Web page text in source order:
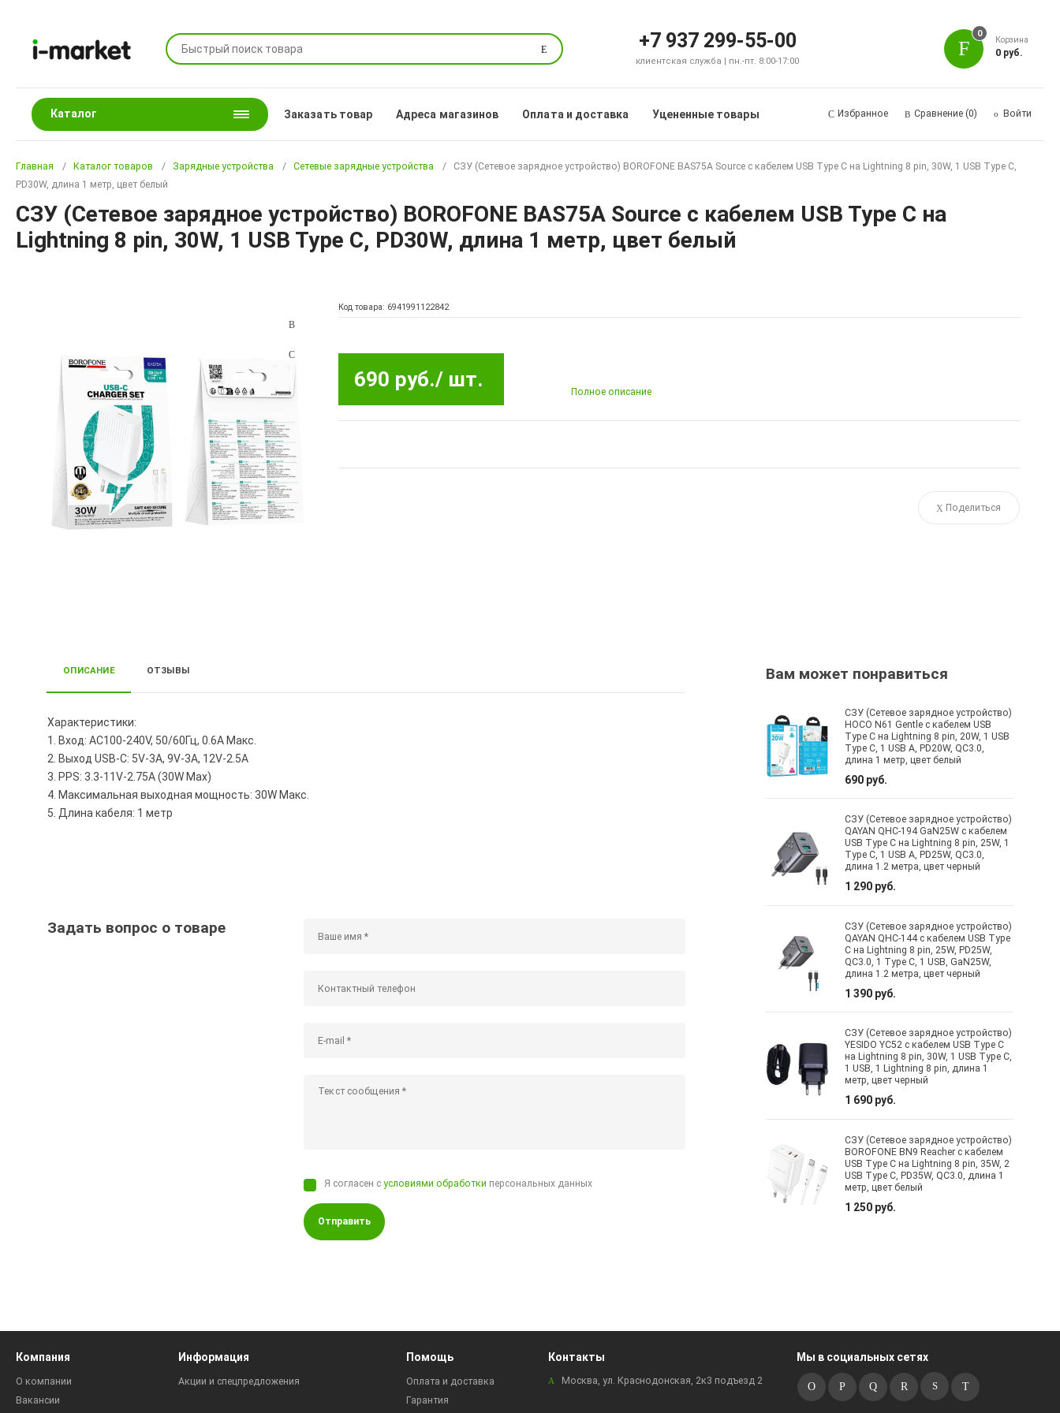
Поиск +7 937 299-55-00
клиентская служба | пн.-пт. 8:00-17:00
0
Корзина
0 руб.
Каталог Заказать товар Адреса магазинов Оплата и доставка Уцененные товары Избранное Сравнение (0) Войти
Главная Каталог товаров Зарядные устройства Сетевые зарядные устройства
СЗУ (Сетевое зарядное устройство) BOROFONE BAS75A Source с кабелем USB Type C на Lightning 8 pin, 30W, 1 USB Type C,
PD30W, длина 1 метр, цвет белый
СЗУ (Сетевое зарядное устройство) BOROFONE BAS75A Source с кабелем USB Type C на
Lightning 8 pin, 30W, 1 USB Type C, PD30W, длина 1 метр, цвет белый
Код товара: 6941991122842
690 руб./ шт.
Полное описание
Поделиться
ОПИСАНИЕ ОТЗЫВЫ
Характеристики:
1. Вход: AC100-240V, 50/60Гц, 0.6A Макс.
2. Выход USB-C: 5V-3A, 9V-3A, 12V-2.5A
3. PPS: 3.3-11V-2.75A (30W Max)
4. Максимальная выходная мощность: 30W Макс.
5. Длина кабеля: 1 метр
Задать вопрос о товаре
Я согласен сусловиями обработки персональных данных
Отправить
Вам может понравиться
СЗУ (Сетевое зарядное устройство)
HOCO N61 Gentle с кабелем USB
Type C на Lightning 8 pin, 20W, 1 USB
Type C, 1 USB A, PD20W, QC3.0,
длина 1 метр, цвет белый
690 руб.
СЗУ (Сетевое зарядное устройство)
QAYAN QHC-194 GaN25W с кабелем
USB Type C на Lightning 8 pin, 25W, 1
Type C, 1 USB A, PD25W, QC3.0,
длина 1.2 метра, цвет черный
1 290 руб.
СЗУ (Сетевое зарядное устройство)
QAYAN QHC-144 с кабелем USB Type
C на Lightning 8 pin, 25W, PD25W,
QC3.0, 1 Type C, 1 USB, GaN25W,
длина 1.2 метра, цвет черный
1 390 руб.
СЗУ (Сетевое зарядное устройство)
YESIDO YC52 с кабелем USB Type C
на Lightning 8 pin, 30W, 1 USB Type C,
1 USB, 1 Lightning 8 pin, длина 1
метр, цвет черный
1 690 руб.
СЗУ (Сетевое зарядное устройство)
BOROFONE BN9 Reacher с кабелем
USB Type C на Lightning 8 pin, 35W, 2
USB Type C, PD35W, QC3.0, длина 1
метр, цвет белый
1 250 руб.
Компания
О компании
Вакансии
Информация
Акции и спецпредложения
Помощь
Оплата и доставка
Гарантия
Контакты
Москва, ул. Краснодонская, 2к3 подъезд 2
Мы в социальных сетях